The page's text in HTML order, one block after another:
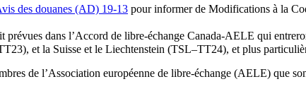
des douanes (AD) 19-13 pour informer de Modifications à la
dans l’Accord de libre-échange Canada-AELE qui
et la Suisse et le Liechtenstein (TSL–TT24), et plus
de l’Association européenne de libre-échange (AELE) que